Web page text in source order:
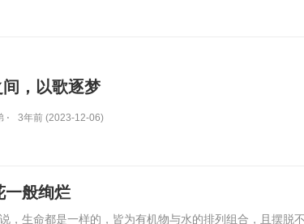
，以歌逐梦
⋅ 3年前 (2023-12-06)
一般绚烂
，生命都是一样的，皆为有机物与水的排列组合，且摆脱